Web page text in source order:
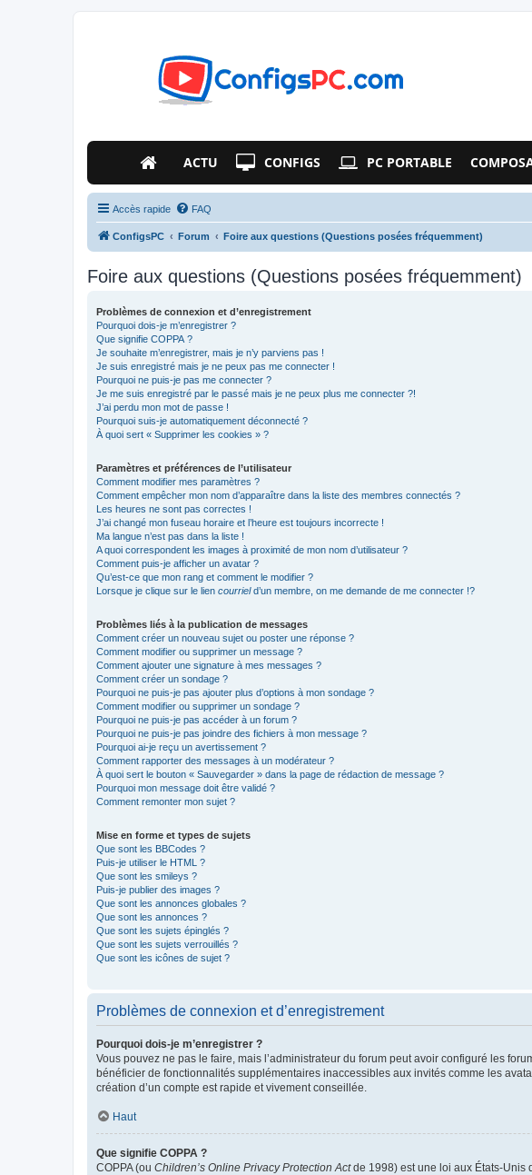
ACTU CONFIGS PC PORTABLE
Accès rapide FAQ
ConfigsPC Forum Foire aux questions (Questions posées fréquemment)
Foire aux questions (Questions posées fréquemment)
Problèmes de connexion et d’enregistrement
Pourquoi dois-je m’enregistrer ?
Que signifie COPPA ?
Je souhaite m’enregistrer, mais je n’y parviens pas !
Je suis enregistré mais je ne peux pas me connecter !
Pourquoi ne puis-je pas me connecter ?
Je me suis enregistré par le passé mais je ne peux plus me connecter ?!
J’ai perdu mon mot de passe !
Pourquoi suis-je automatiquement déconnecté ?
À quoi sert « Supprimer les cookies » ?
Paramètres et préférences de l’utilisateur
Comment modifier mes paramètres ?
Comment empêcher mon nom d’apparaître dans la liste des membres connectés ?
Les heures ne sont pas correctes !
J’ai changé mon fuseau horaire et l’heure est toujours incorrecte !
Ma langue n’est pas dans la liste !
A quoi correspondent les images à proximité de mon nom d’utilisateur ?
Comment puis-je afficher un avatar ?
Qu’est-ce que mon rang et comment le modifier ?
Lorsque je clique sur le lien courrield’un membre, on me demande de me connecter !?
Problèmes liés à la publication de messages
Comment créer un nouveau sujet ou poster une réponse ?
Comment modifier ou supprimer un message ?
Comment ajouter une signature à mes messages ?
Comment créer un sondage ?
Pourquoi ne puis-je pas ajouter plus d’options à mon sondage ?
Comment modifier ou supprimer un sondage ?
Pourquoi ne puis-je pas accéder à un forum ?
Pourquoi ne puis-je pas joindre des fichiers à mon message ?
Pourquoi ai-je reçu un avertissement ?
Comment rapporter des messages à un modérateur ?
À quoi sert le bouton « Sauvegarder » dans la page de rédaction de message ?
Pourquoi mon message doit être validé ?
Comment remonter mon sujet ?
Mise en forme et types de sujets
Que sont les BBCodes ?
Puis-je utiliser le HTML ?
Que sont les smileys ?
Puis-je publier des images ?
Que sont les annonces globales ?
Que sont les annonces ?
Que sont les sujets épinglés ?
Que sont les sujets verrouillés ?
Que sont les icônes de sujet ?
Problèmes de connexion et d’enregistrement
Pourquoi dois-je m’enregistrer ?
Vous pouvez ne pas le faire, mais l’administrateur du forum peut avoir configuré les
bénéficier de fonctionnalités supplémentaires inaccessibles aux invités comme les
création d’un compte est rapide et vivement conseillée.
Haut
Que signifie COPPA ?
COPPA (ou Children’s Online Privacy Protection Actde 1998) est une loi aux États-Unis